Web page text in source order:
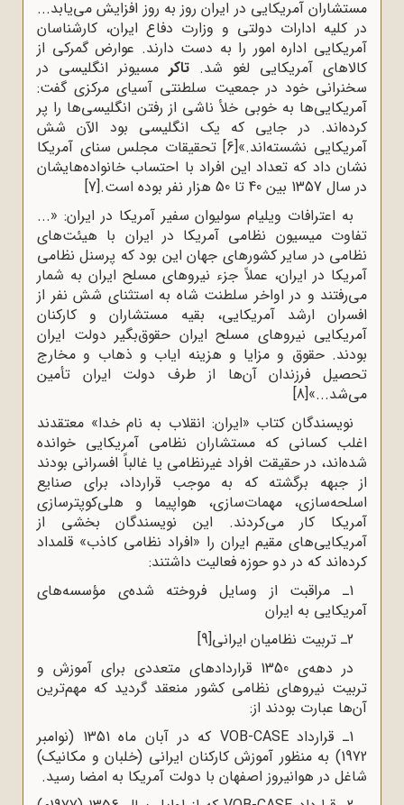
مستشاران آمریکایی در ایران روز به روز افزایش‌‌‌‌ می‌‌یابد...
در کلیه ادارات دولتی و وزارت دفاع ایران، کارشناسان
آمریکایی اداره امور را به دست دارند. عوارض گمرکی از
کالا‌های آمریکایی لغو شد. تاکر مسیونر انگلیسی در
سخنرانی خود در جمعیت سلطنتی آسیای مرکزی گفت:
آمریکایی‌‌ها به خوبی خلأ ناشی از رفتن انگلیسی‌ها را پر
کرده‌اند. در جایی که یک انگلیسی بود الآن شش
آمریکایی نشسته‌اند.»[6] تحقیقات مجلس سناى آمریکا
نشان داد که تعداد این افراد با احتساب خانواده‌هایشان
در سال 1357 بین 40 تا 50 هزار نفر بوده است.
[7]
به اعترافات ویلیام سولیوان سفیر آمریکا در ایران: «...
تفاوت میسیون نظامی آمریکا در ایران با هیئت‌های
نظامی در سایر کشورهای جهان این بود که پرسنل نظامی
آمریکا در ایران،‌ عملاً جزء نیروهای مسلح ایران به شمار
می‌رفتند و در اواخر سلطنت شاه به استثنای شش نفر از
افسران ارشد آمریکایی، بقیه مستشاران و کارکنان
آمریکایی نیروهای مسلح ایران حقوق‌بگیر دولت ایران
بودند. حقوق و مزایا و هزینه ایاب و ذهاب و مخارج
تحصیل فرزندان آن‌ها از طرف دولت ایران تأمین
می‌شد...»[8]
نویسندگان کتاب «ایران: انقلاب به نام خدا» معتقدند
اغلب کسانى که مستشاران نظامى آمریکایى خوانده
شده‌اند، در حقیقت افراد غیرنظامى یا غالباً افسرانى بودند
از جبهه برگشته که به موجب قرارداد، براى صنایع
اسلحه‌سازى، مهمات‌سازى، هواپیما و هلى‌کوپترسازى
آمریکا کار مى‌کردند. این نویسندگان بخشى از
آمریکایى‌هاى مقیم ایران را «افراد نظامى کاذب» قلمداد
کرده‌اند که در دو حوزه فعالیت داشتند:
1ـ مراقبت از وسایل فروخته شده‌ى مؤسسه‌هاى
آمریکایى به ایران
2ـ تربیت نظامیان ایرانى
[9]
در دهه‌ى 1350 قراردادهاى متعددى براى آموزش و
تربیت نیروهاى نظامى کشور منعقد گردید که مهم‌ترین
آن‌ها عبارت بودند از:
1ـ قرارداد VOB-CASE که در آبان ماه 1351 (نوامبر
1972) به منظور آموزش کارکنان ایرانى (خلبان و مکانیک)
شاغل در هوانیروز اصفهان با دولت آمریکا به امضا رسید.